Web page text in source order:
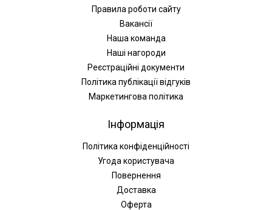
Правила роботи сайту
Вакансії
Наша команда
Наші нагороди
Реєстраційні документи
Політика публікації відгуків
Маркетингова політика
Інформація
Політика конфіденційності
Угода користувача
Повернення
Доставка
Оферта